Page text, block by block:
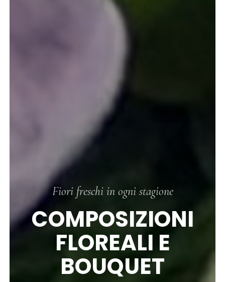
Fiori freschi in ogni stagione
COMPOSIZIONI
FLOREALI E
BOUQUET